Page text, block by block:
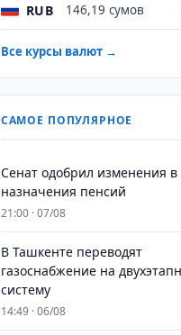
RUB 146,19 сумов
Все курсы валют →
САМОЕ ПОПУЛЯРНОЕ
Сенат одобрил изменения в
назначения пенсий
21:00 · 07/08
В Ташкенте переводят
газоснабжение на
систему
14:49 · 06/08